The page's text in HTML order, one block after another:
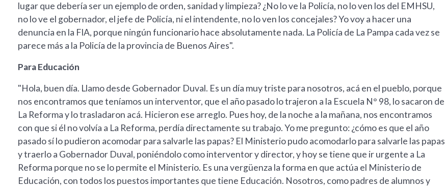
lugar que debería ser un ejemplo de orden, sanidad y limpieza? ¿No lo ve la Policía, no lo ven los del EMHSU,
no lo ve el gobernador, el jefe de Policía, ni el intendente, no lo ven los concejales? Yo voy a hacer una
denuncia en la FIA, porque ningún funcionario hace absolutamente nada. La Policía de La Pampa cada vez se
parece más a la Policía de la provincia de Buenos Aires".
Para Educación
"Hola, buen día. Llamo desde Gobernador Duval. Es un día muy triste para nosotros, acá en el pueblo, porque
nos encontramos que teníamos un interventor, que el año pasado lo trajeron a la Escuela N° 98, lo sacaron de
La Reforma y lo trasladaron acá. Hicieron ese arreglo. Pues hoy, de la noche a la mañana, nos encontramos
con que si él no volvía a La Reforma, perdía directamente su trabajo. Yo me pregunto: ¿cómo es que el año
pasado sí lo pudieron acomodar para salvarle las papas? El Ministerio pudo acomodarlo para salvarle las papas
y traerlo a Gobernador Duval, poniéndolo como interventor y director, y hoy se tiene que ir urgente a La
Reforma porque no se lo permite el Ministerio. Es una vergüenza la forma en que actúa el Ministerio de
Educación, con todos los puestos importantes que tiene Educación. Nosotros, como padres de alumnos y